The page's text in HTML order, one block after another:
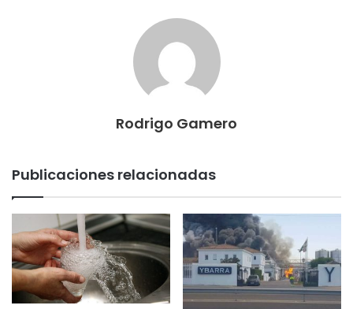
Rodrigo Gamero
Publicaciones relacionadas